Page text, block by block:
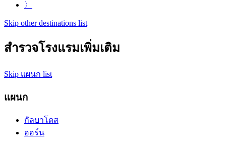
〉
Skip other destinations list
สำรวจโรงแรมเพิ่มเติม
Skip แผนก list
แผนก
กัลบาโดส
ออร์น